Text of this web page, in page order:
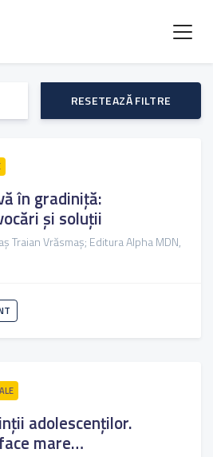
RESETEAZĂ FILTRE
în gradiniță:
și soluții
Traian Vrăsmaș; Editura Alpha MDN,
adolescenților.
mare…